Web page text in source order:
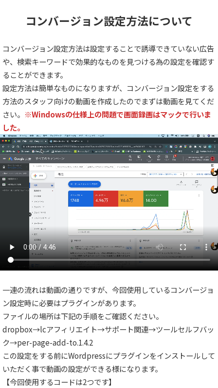
コンバージョン設定方法について
コンバージョン設定方法は設定することで誘導できていない広告
や、検索キーワードで効果的なものを見つける為の設定を確認す
ることができます。
設定方法は簡単なものになりますが、コンバージョン設定をする
方法のスタッフ向けの動画を作成したのでまずは動画を見てくだ
さい。 ※Windowsの仕様上の問題で画面録画はマックで行いま
した。
一連の流れは動画の通りですが、今回使用しているコンバージョ
ン設定時に必要はプラグインがあります。
ファイルの場所は下記の手順をご確認ください。
dropbox→lcアフィリエイト→サポート関連→ツールセルフバッ
ク→per-page-add-to.1.4.2
この設定をする前にWordpressにプラグインをインストールして
いただく事で動画の設定ができる様になります。
【今回使用するコードは2つです】